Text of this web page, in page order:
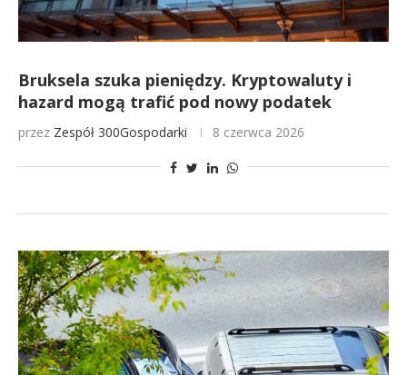
Bruksela szuka pieniędzy. Kryptowaluty i
hazard mogą trafić pod nowy podatek
przez Zespół 300Gospodarki 8 czerwca 2026